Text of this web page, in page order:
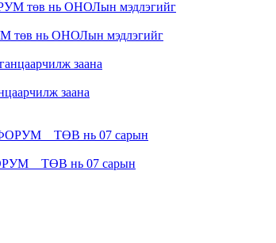
төв нь ОНОЛын мэдлэгийг
заана
нь 07 сарын